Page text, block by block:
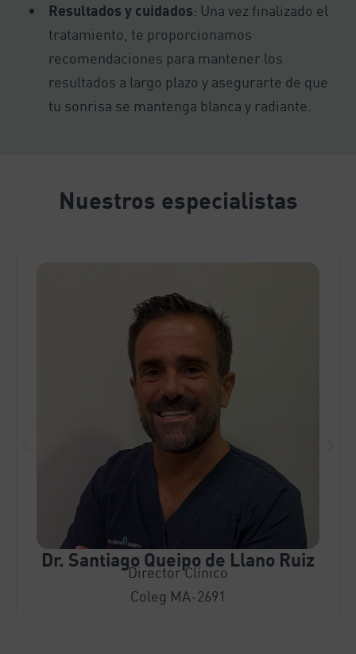
Resultados y cuidados: Una vez finalizado el
tratamiento, te proporcionamos
recomendaciones para mantener los
resultados a largo plazo y asegurarte de que
tu sonrisa se mantenga blanca y radiante.
Nuestros especialistas
Dr. Santiago Queipo de Llano Ruiz
Director Clínico
Coleg MA-2691